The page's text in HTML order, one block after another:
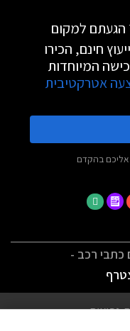
הגעתם למקום
חינם, הכירו
המיוחדות
אטרקטיבית
אליכם בהקדם
כתבי רכב -
נפוצות